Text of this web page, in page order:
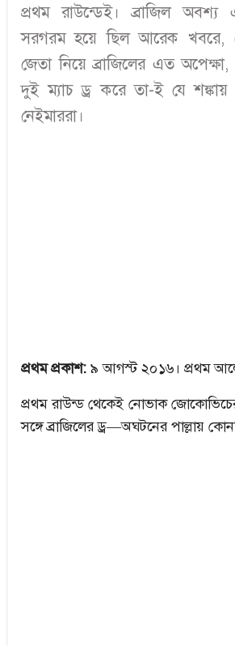
প্রথম রাউন্ডেই। ব্রাজিল
সরগরম হয়ে ছিল আরেক খবরে,
জেতা নিয়ে ব্রাজিলের এত অপেক্ষা,
দুই ম্যাচ ড্র করে তা-ই যে শঙ্কায়
নেইমাররা।
প্রথম প্রকাশ: ৯ আগস্ট ২০১৬। প্রথম
প্রথম রাউন্ড থেকেই নোভাক
সঙ্গে ব্রাজিলের ড্র—অঘটনের পাল্লায়